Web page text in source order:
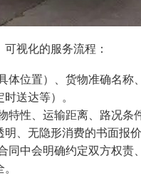
视化的服务流程：
体位置）、货物准确名称
送达等）。
特性、运输距离、路况条
、无隐形消费的书面报价
同中会明确约定双方权责